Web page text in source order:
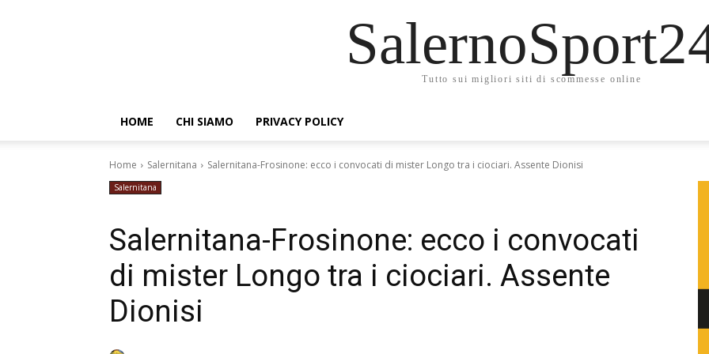
Tutto sui migliori siti di scommesse online
HOME CHI SIAMO PRIVACY POLICY
Home Salernitana Salernitana-Frosinone: ecco i convocati di mister Longo tra i ciociari. Assente Dionisi
Salernitana
Salernitana-Frosinone: ecco i convocati
di mister Longo tra i ciociari. Assente
Dionisi